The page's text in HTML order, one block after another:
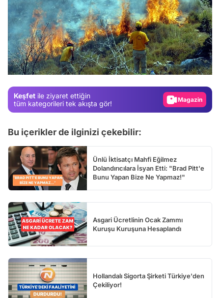
Keşfet ile ziyaret ettiğin
tüm kategorileri tek akışta gör!
Video
Test
Magazin
Video
Bu içerikler de ilginizi çekebilir:
Ünlü İktisatçı Mahfi Eğilmez
Dolandırıcılara İsyan Etti: "Brad Pitt'e
Bunu Yapan Bize Ne Yapmaz!"
Asgari Ücretlinin Ocak Zammı
Kuruşu Kuruşuna Hesaplandı
Hollandalı Sigorta Şirketi Türkiye'den
Çekiliyor!